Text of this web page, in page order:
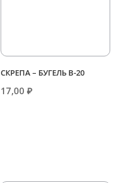
СКРЕПА – БУГЕЛЬ В-20
17,00₽